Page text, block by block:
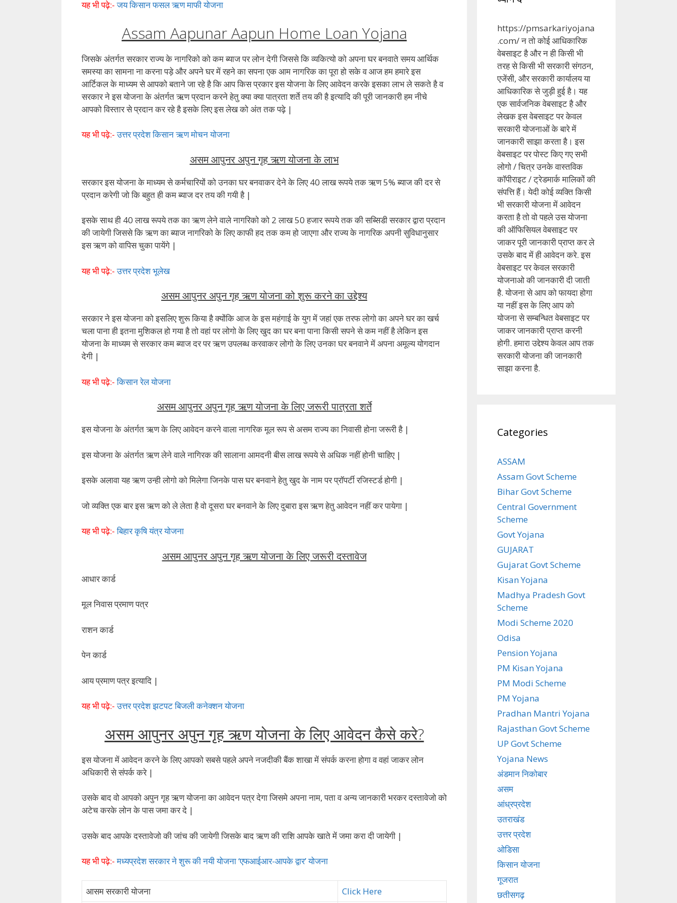
यह भी पढ़े:-जय किसान फसल ऋण माफी योजना
Assam Aapunar Aapun Home Loan Yojana
जिसके अंतर्गत सरकार राज्य के नागरिको को कम ब्याज पर लोन देगी जिससे कि व्यकित्यो को अपना घर बनवाते समय आर्थिक
समस्या का सामना ना करना पड़े और अपने घर में रहने का सपना एक आम नागरिक का पूरा हो सके व आज हम हमारे इस
आर्टिकल के माध्यम से आपको बताने जा रहे है कि आप किस प्रकार इस योजना के लिए आवेदन करके इसका लाभ ले सकते है व
सरकार ने इस योजना के अंतर्गत ऋण प्रदान करने हेतु क्या क्या पात्रता शर्ते तय की है इत्यादि की पूरी जानकारी हम नीचे
आपको विस्तार से प्रदान कर रहे है इसके लिए इस लेख को अंत तक पढ़े |
यह भी पढ़े:-उत्तर प्रदेश किसान ऋण मोचन योजना
असम आपुनर अपुन गृह ऋण योजना के लाभ
सरकार इस योजना के माध्यम से कर्मचारियों को उनका घर बनवाकर देने के लिए 40 लाख रूपये तक ऋण 5% ब्याज की दर से
प्रदान करेगी जो कि बहुत ही कम ब्याज दर तय की गयी है |
इसके साथ ही 40 लाख रूपये तक का ऋण लेने वाले नागरिको को 2 लाख 50 हजार रूपये तक की सब्सिडी सरकार द्वारा प्रदान
की जायेगी जिससे कि ऋण का ब्याज नागरिको के लिए काफी हद तक कम हो जाएगा और राज्य के नागरिक अपनी सुविधानुसार
इस ऋण को वापिस चुका पायेंगे |
यह भी पढ़े:-उत्तर प्रदेश भूलेख
असम आपुनर अपुन गृह ऋण योजना को शुरू करने का उद्देश्य
सरकार ने इस योजना को इसलिए शुरू किया है क्योंकि आज के इस महंगाई के युग में जहां एक तरफ लोगो का अपने घर का खर्च
चला पाना ही इतना मुशिकल हो गया है तो वहां पर लोगो के लिए खुद का घर बना पाना किसी सपने से कम नहीं है लेकिन इस
योजना के माध्यम से सरकार कम ब्याज दर पर ऋण उपलब्ध करवाकर लोगो के लिए उनका घर बनवाने में अपना अमूल्य योगदान
देगी |
यह भी पढ़े:-किसान रेल योजना
असम आपुनर अपुन गृह ऋण योजना के लिए जरूरी पात्रता शर्ते
इस योजना के अंतर्गत ऋण के लिए आवेदन करने वाला नागरिक मूल रूप से असम राज्य का निवासी होना जरूरी है |
इस योजना के अंतर्गत ऋण लेने वाले नागिरक की सालाना आमदनी बीस लाख रूपये से अधिक नहीं होनी चाहिए |
इसके अलावा यह ऋण उन्ही लोगो को मिलेगा जिनके पास घर बनवाने हेतु खुद के नाम पर प्रॉपर्टी रजिस्टर्ड होगी |
जो व्यक्ति एक बार इस ऋण को ले लेता है वो दूसरा घर बनवाने के लिए दुबारा इस ऋण हेतु आवेदन नहीं कर पायेगा |
यह भी पढ़े:-बिहार कृषि यंत्र योजना
असम आपुनर अपुन गृह ऋण योजना के लिए जरूरी दस्तावेज
आधार कार्ड
मूल निवास प्रमाण पत्र
राशन कार्ड
पेन कार्ड
आय प्रमाण पत्र इत्यादि |
यह भी पढ़े:-उत्तर प्रदेश झटपट बिजली कनेक्शन योजना
असम आपुनर अपुन गृह ऋण योजना के लिए आवेदन कैसे करे?
इस योजना में आवेदन करने के लिए आपको सबसे पहले अपने नजदीकी बैंक शाखा में संपर्क करना होगा व वहां जाकर लोन
अधिकारी से संपर्क करे |
उसके बाद वो आपको अपुन गृह ऋण योजना का आवेदन पत्र देगा जिसमे अपना नाम, पता व अन्य जानकारी भरकर दस्तावेजो को
अटेच करके लोन के पास जमा कर दे |
उसके बाद आपके दस्तावेजो की जांच की जायेगी जिसके बाद ऋण की राशि आपके खाते में जमा करा दी जायेगी |
यह भी पढ़े:-मध्यप्रदेश सरकार ने शुरू की नयी योजना ‘एफआईआर-आपके द्वार’ योजना
आसम सरकारी योजना Click Here
https://pmsarkariyojana
.com/ न तो कोई आधिकारिक
वेबसाइट है और न ही किसी भी
तरह से किसी भी सरकारी संगठन,
एजेंसी, और सरकारी कार्यालय या
आधिकारिक से जुड़ी हुई है। यह
एक सार्वजनिक वेबसाइट है और
लेखक इस वेबसाइट पर केवल
सरकारी योजनाओं के बारे में
जानकारी साझा करता है। इस
वेबसाइट पर पोस्ट किए गए सभी
लोगो / चित्र उनके वास्तविक
कॉपीराइट / ट्रेडमार्क मालिकों की
संपत्ति हैं। येदी कोई व्यक्ति किसी
भी सरकारी योजना में आवेदन
करता है तो वो पहले उस योजना
की ऑफिसियल वेबसाइट पर
जाकर पूरी जानकारी प्राप्त कर ले
उसके बाद में ही आवेदन करे. इस
वेबसाइट पर केवल सरकारी
योजनाओ की जानकारी दी जाती
है. योजना से आप को फायदा होगा
या नहीं इस के लिए आप को
योजना से सम्बन्धित वेबसाइट पर
जाकर जानकारी प्राप्त करनी
होगी. हमारा उद्देश्य केवल आप तक
सरकारी योजना की जानकारी
साझा करना है.
Categories
ASSAM
Assam Govt Scheme
Bihar Govt Scheme
Central Government
Scheme
Govt Yojana
GUJARAT
Gujarat Govt Scheme
Kisan Yojana
Madhya Pradesh Govt
Scheme
Modi Scheme 2020
Odisa
Pension Yojana
PM Kisan Yojana
PM Modi Scheme
PM Yojana
Pradhan Mantri Yojana
Rajasthan Govt Scheme
UP Govt Scheme
Yojana News
अंडमान निकोबार
असम
आंध्रप्रदेश
उतराखंड
उत्तर प्रदेश
ओडिसा
किसान योजना
गूजरात
छतीसगढ़